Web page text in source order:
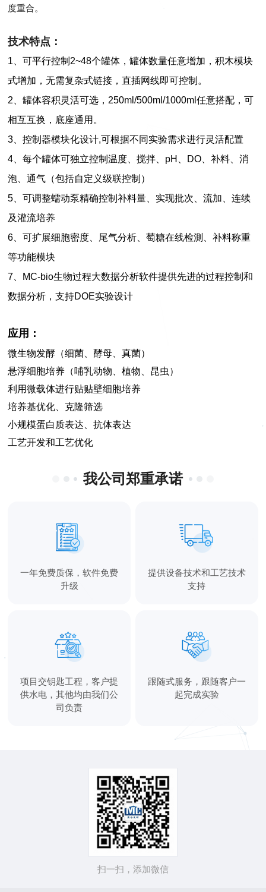
度重合。
技术特点：
1、可平行控制2~48个罐体，罐体数量任意增加，积木模块
式增加，无需复杂式链接，直插网线即可控制。
2、罐体容积灵活可选，250ml/500ml/1000ml任意搭配，可
相互互换，底座通用。
3、控制器模块化设计,可根据不同实验需求进行灵活配置
4、每个罐体可独立控制温度、搅拌、pH
DO、补料、消
泡、通气 （包括自定义级联控制 ）
5、可调整蠕动泵精确控制补料量、实现批次、流加、连续
及灌流培养
6、可扩展细胞密度、 尾气分析、萄糖在线检測、补料称重
等功能模块
7、MC-bio生物过程大数据分析软件提供先进的过程控制和
数据分析，支持DOE实验设计
应用：
微生物发酵（细菌、酵母、真菌）
悬浮细胞培养（哺乳动物、植物、昆虫）
利用微载体进行贴贴壁细胞培养
培养基优化、克隆筛选
小规模蛋白质表达、抗体表达
工艺开发和工艺优化
我公司郑重承诺
一年免费质保，软件免费
升级
提供设备技术和工艺技术
支持
项目交钥匙工程，客户提
供水电，其他均由我们公
司负责
跟随式服务，跟随客户一
起完成实验
扫一扫，添加微信